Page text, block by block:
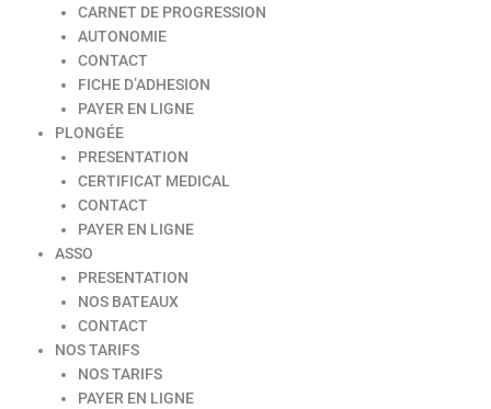
CARNET DE PROGRESSION
AUTONOMIE
CONTACT
FICHE D’ADHESION
PAYER EN LIGNE
PLONGÉE
PRESENTATION
CERTIFICAT MEDICAL
CONTACT
PAYER EN LIGNE
ASSO
PRESENTATION
NOS BATEAUX
CONTACT
NOS TARIFS
NOS TARIFS
PAYER EN LIGNE